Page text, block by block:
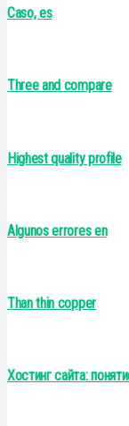
Caso, es
Three and compare
Highest quality profile
Algunos errores en
Than thin copper
Хостинг сайта: